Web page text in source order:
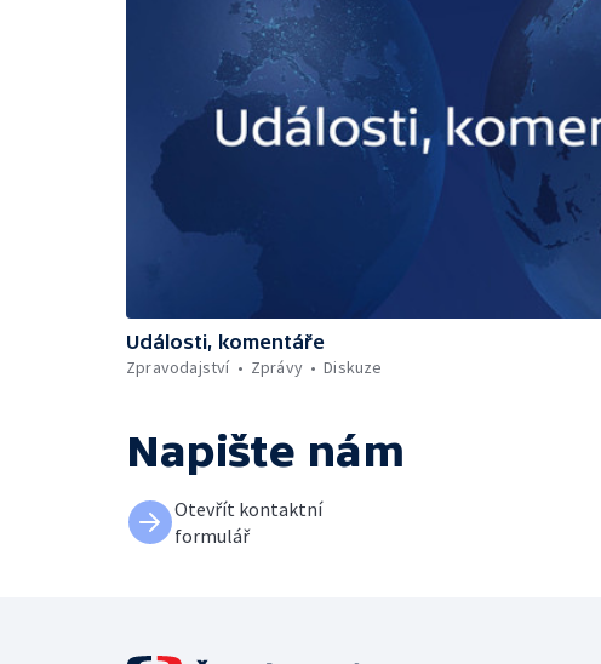
Události, komentáře
Zpravodajství
Zprávy Diskuze
Napište nám
Otevřít kontaktní
formulář